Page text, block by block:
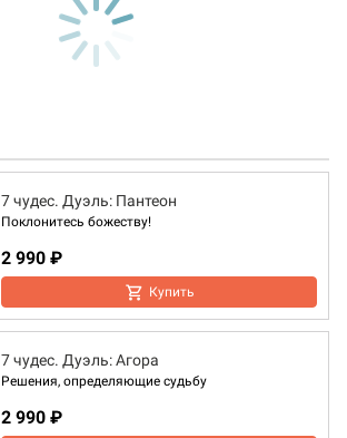
7 чудес. Дуэль: Пантеон
Поклонитесь божеству!
2 990 ₽
Купить
7 чудес. Дуэль: Агора
Решения, определяющие судьбу
2 990 ₽